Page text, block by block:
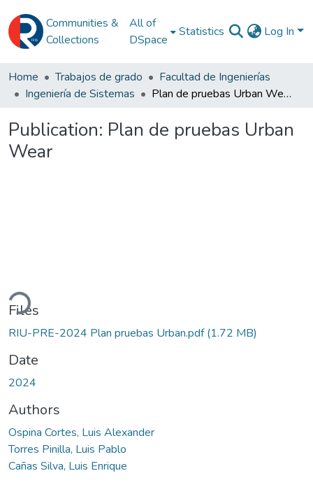
Communities &
Collections
All of
DSpace
Statistics Log In
Home Trabajos de grado
Facultad de Ingenierías
Ingeniería de Sistemas
Plan de pruebas Urban Wear
Publication: Plan de pruebas Urban
Wear
Files
RIU-PRE-2024 Plan pruebas Urban.pdf(1.72 MB)
Date
2024
Authors
Ospina Cortes, Luis Alexander
Torres Pinilla, Luis Pablo
Cañas Silva, Luis Enrique